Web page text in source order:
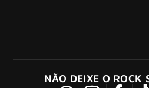
NÃO DEIXE O ROCK